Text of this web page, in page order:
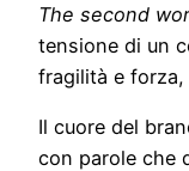
The second
tensione di un
fragilità e forza,
Il cuore del
con parole che